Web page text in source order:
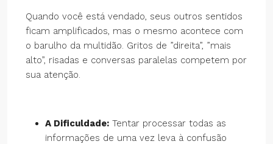
Quando você está vendado, seus outros sentidos
ficam amplificados, mas o mesmo acontece com
o barulho da multidão. Gritos de ”direita”, ”mais
alto”, risadas e conversas paralelas competem por
sua atenção.
A Dificuldade: Tentar processar todas as
informações de uma vez leva à confusão